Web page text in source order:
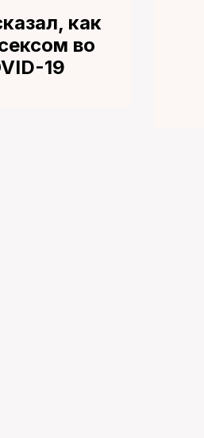
как
во
19